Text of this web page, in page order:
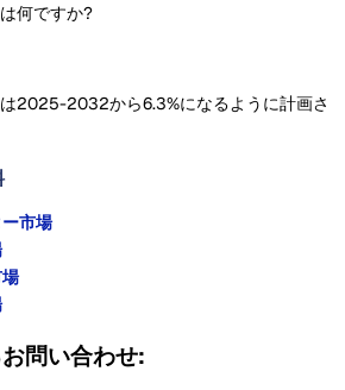
何ですか?
2025-2032から6.3%になるように計画さ
市場
問い合わせ: